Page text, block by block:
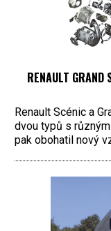
RENAULT GRAND
Renault Scénic a
dvou typů s
pak obohatil nový